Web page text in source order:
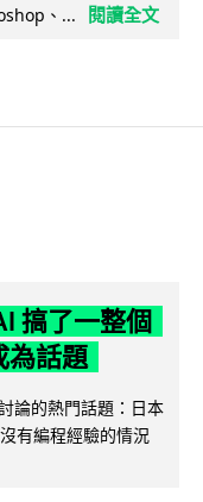
、...
閱讀全文
搞了一整個
為話題
論的熱門話題：日本
有編程經驗的情況